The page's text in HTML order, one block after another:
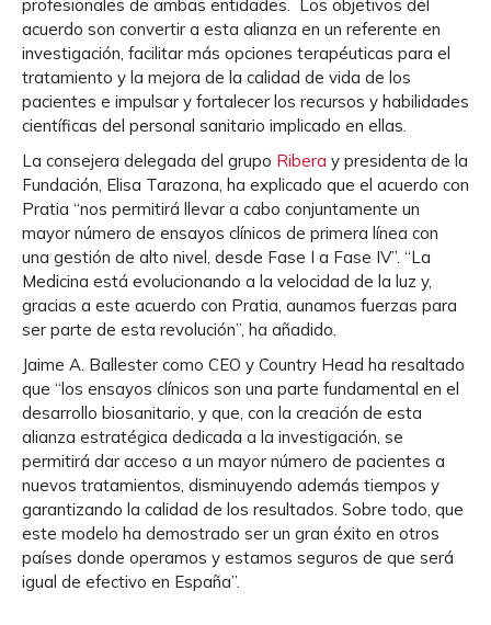
profesionales de ambas entidades. Los objetivos del
acuerdo son convertir a esta alianza en un referente en
investigación, facilitar más opciones terapéuticas para el
tratamiento y la mejora de la calidad de vida de los
pacientes e impulsar y fortalecer los recursos y habilidades
científicas del personal sanitario implicado en ellas.
La consejera delegada del grupo Ribera y presidenta de la
Fundación, Elisa Tarazona, ha explicado que el acuerdo con
Pratia “nos permitirá llevar a cabo conjuntamente un
mayor número de ensayos clínicos de primera línea con
una gestión de alto nivel, desde Fase I a Fase IV”. “La
Medicina está evolucionando a la velocidad de la luz y,
gracias a este acuerdo con Pratia, aunamos fuerzas para
ser parte de esta revolución”, ha añadido.
Jaime A. Ballester como CEO y Country Head ha resaltado
que “los ensayos clínicos son una parte fundamental en el
desarrollo biosanitario, y que, con la creación de esta
alianza estratégica dedicada a la investigación, se
permitirá dar acceso a un mayor número de pacientes a
nuevos tratamientos, disminuyendo además tiempos y
garantizando la calidad de los resultados. Sobre todo, que
este modelo ha demostrado ser un gran éxito en otros
países donde operamos y estamos seguros de que será
igual de efectivo en España”.